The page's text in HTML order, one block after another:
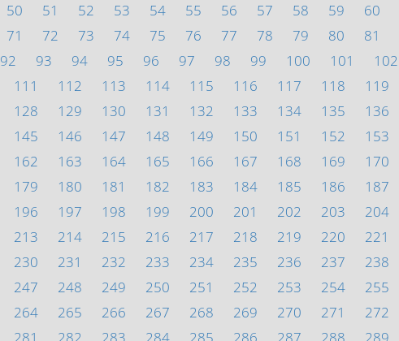
50 51 52 53 54 55 56 57 58 59 60
71 72 73 74 75 76 77 78 79 80 81
92 93 94 95 96 97 98 99 100 101 102
111 112 113 114 115 116 117 118 119
128 129 130 131 132 133 134 135 136
145 146 147 148 149 150 151 152 153
162 163 164 165 166 167 168 169 170
179 180 181 182 183 184 185 186 187
196 197 198 199 200 201 202 203 204
213 214 215 216 217 218 219 220 221
230 231 232 233 234 235 236 237 238
247 248 249 250 251 252 253 254 255
264 265 266 267 268 269 270 271 272